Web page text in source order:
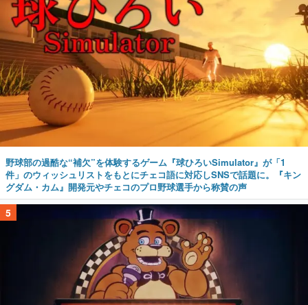
野球部の過酷な“補欠”を体験するゲーム『球ひろいSimulator』が「1
件」のウィッシュリストをもとにチェコ語に対応しSNSで話題に。『キン
グダム・カム』開発元やチェコのプロ野球選手から称賛の声
5